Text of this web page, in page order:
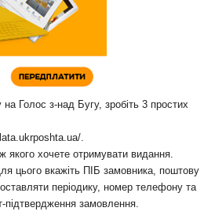
Голос з-над Бугу, зробіть 3 простих
якого хочете отримувати видання.
цього вкажіть ПІБ замовника, поштову
періодику, номер телефону та
замовлення.